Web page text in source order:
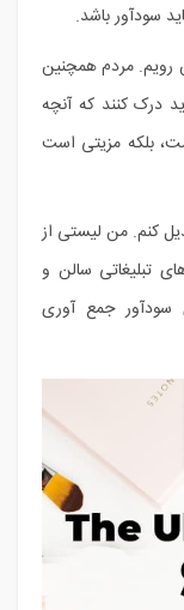
سودآور باشد.
رویم. مردم همچنین
درک کنند که آنچه
بلکه مزیتی است
کنم. من لیستی از
تبلیغاتی سالن و
سودآور جمع آوری